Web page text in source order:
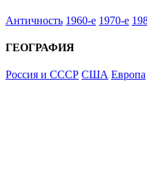
Античность 1960-е 1970-е
ГЕОГРАФИЯ
Россия и СССР США Европа